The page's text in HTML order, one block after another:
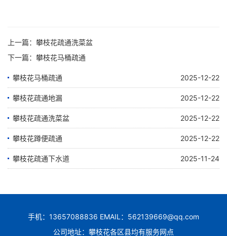
上一篇： 攀枝花疏通洗菜盆
下一篇： 攀枝花马桶疏通
攀枝花马桶疏通 2025-12-22
攀枝花疏通地漏 2025-12-22
攀枝花疏通洗菜盆 2025-12-22
攀枝花蹲便疏通 2025-12-22
攀枝花疏通下水道 2025-11-24
手机：13657088836 EMAIL：562139669@qq.com
公司地址：攀枝花各区县均有服务网点